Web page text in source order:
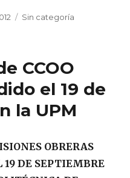
Categorías
Sin categoría
CCOO
el 19 de
la UPM
OBRERAS
19 DE SEPTIEMBRE